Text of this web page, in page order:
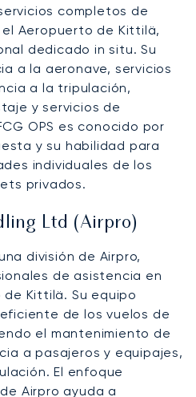
completos de
Aeropuerto de Kittilä,
dedicado in situ. Su
a la aeronave, servicios
a la tripulación,
y servicios de
OPS es conocido por
y su habilidad para
individuales de los
privados.
Ltd (Airpro)
división de Airpro,
de asistencia en
Kittilä. Su equipo
de los vuelos de
el mantenimiento de
a pasajeros y equipajes,
El enfoque
Airpro ayuda a